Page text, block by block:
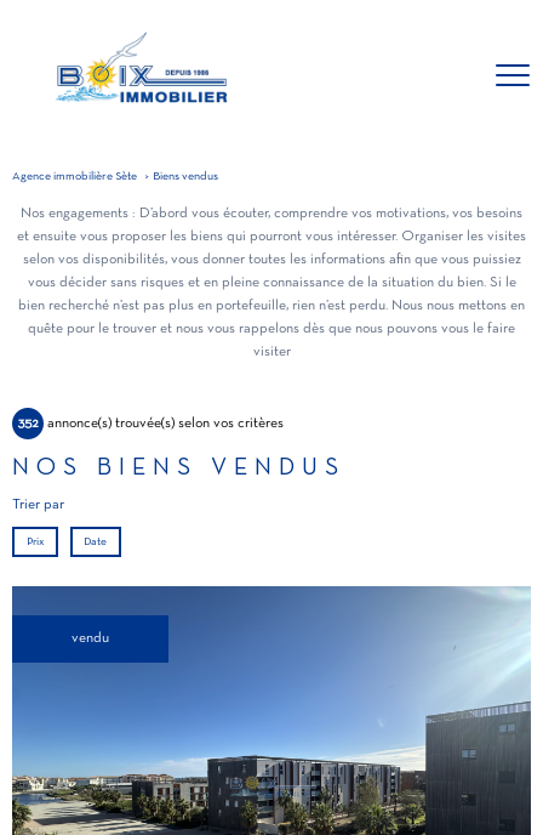
Agence immobilière Sète Biens vendus
Nos engagements : D’abord vous écouter, comprendre vos motivations, vos besoins
et ensuite vous proposer les biens qui pourront vous intéresser. Organiser les visites
selon vos disponibilités, vous donner toutes les informations afin que vous puissiez
vous décider sans risques et en pleine connaissance de la situation du bien. Si le
bien recherché n’est pas plus en portefeuille, rien n’est perdu. Nous nous mettons en
quête pour le trouver et nous vous rappelons dès que nous pouvons vous le faire
visiter
352 annonce(s) trouvée(s) selon vos critères
NOS BIENS VENDUS
Trier par
Prix Date
vendu